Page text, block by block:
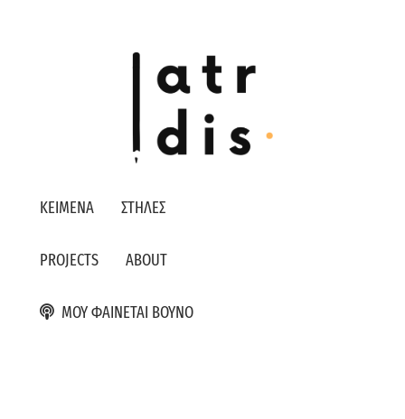
ΚΕΙΜΕΝΑ ΣΤΗΛΕΣ
PROJECTS ABOUT
ΜΟΥ ΦΑΙΝΕΤΑΙ ΒΟΥΝΟ